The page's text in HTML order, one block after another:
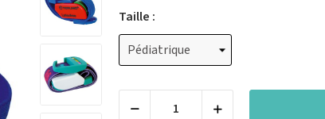
Taille :